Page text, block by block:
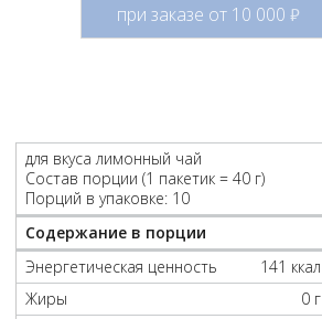
при заказе от 10 000 руб.
для вкуса лимонный чай
Состав порции (1 пакетик = 40 г)
Порций в упаковке: 10
Содержание в порции
Энергетическая ценность 141 ккал
Жиры
0 г